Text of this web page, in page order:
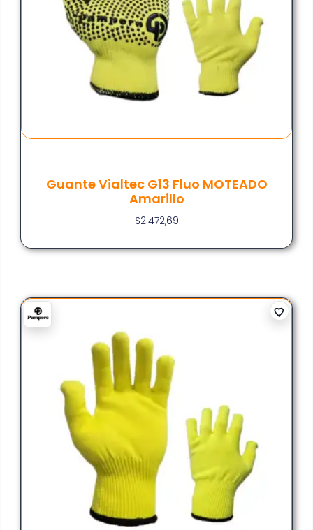
Guante Vialtec G13 Fluo MOTEADO
Amarillo
$2.472,69